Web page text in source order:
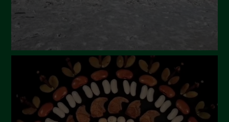
Febbraio 2024
Ottobre 2023
Settembre 2023
Agosto 2023